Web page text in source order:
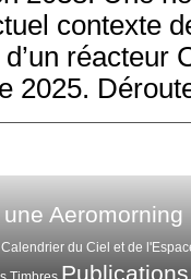
contexte
réacteur
2025.
Aeromorning
Calendrier du Ciel et de
Publications